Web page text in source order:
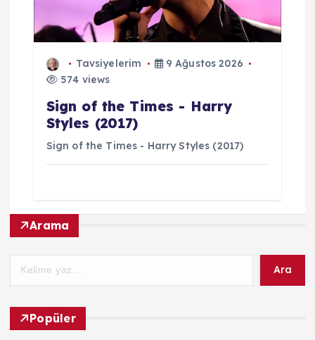
Tavsiyelerim
9 Ağustos 2026
574 views
Sign of the Times - Harry
Styles (2017)
Sign of the Times - Harry Styles (2017)
Arama
Ara
Popüler